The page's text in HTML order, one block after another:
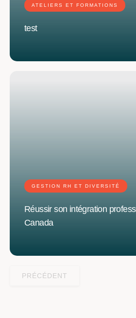
ATELIERS ET FORMATIONS
test
GESTION RH ET DIVERSITÉ
Réussir son intégration
Canada
PRÉCÉDENT